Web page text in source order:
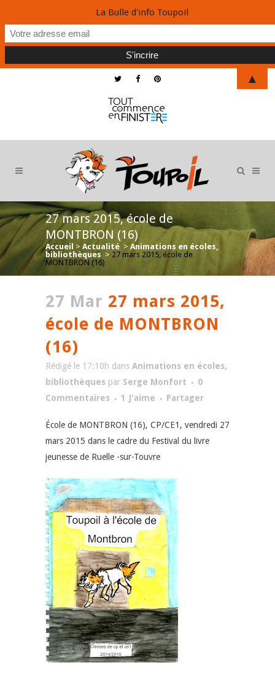
27 mars 2015, école de
MONTBRON (16)
Accueil > Actualité > Animations en écoles,
bibliothèques > 27 mars 2015, école de
MONTBRON (16)
27 Mar 27 mars 2015,
école de MONTBRON
(16)
Rédigé le 17:10h dans Animations en écoles,
bibliothèques par Serge Monfort
0
Commentaires
1 J'aime Partager
École de MONTBRON (16), CP/CE1, vendredi 27
mars 2015 dans le cadre du Festival du livre
jeunesse de Ruelle -sur-Touvre
La Bulle d'info Toupoil
▲